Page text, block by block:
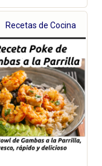
Recetas de Cocina